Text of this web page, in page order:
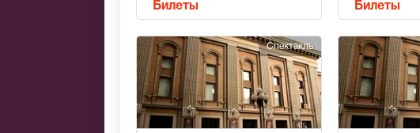
Билеты Билеты
Спектакль